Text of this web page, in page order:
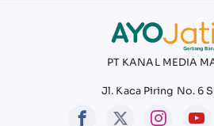
PT KANAL MEDIA
Jl. Kaca Piring No. 6